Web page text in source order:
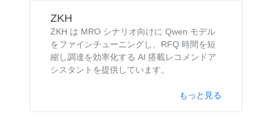
ZKH
ZKH は MRO シナリオ向けに Qwen モデル
をファインチューニングし、RFQ 時間を短
縮し調達を効率化する AI 搭載レコメンドア
シスタントを提供しています。
もっと見る